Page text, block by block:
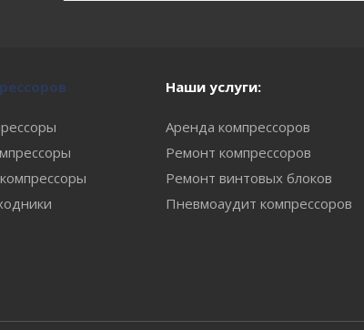
Наши услуги:
Аренда компрессоров
Ремонт компрессоров
Ремонт винтовых блоков
Пневмоаудит компрессоров